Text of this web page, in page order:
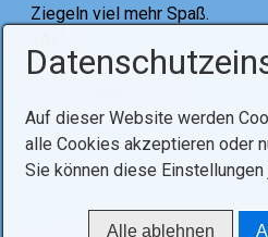
Ziegeln viel mehr Spaß.
Auf dieser Website werden
alle Cookies akzeptieren oder
Sie können diese
Alle ablehnen